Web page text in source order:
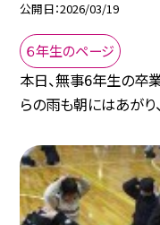
公開日 2026/03/19
６年生のページ
本日、無事6年生の卒
らの雨も朝にはあがり